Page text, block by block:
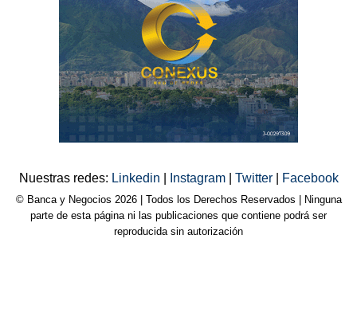
Nuestras redes: Linkedin Instagram Twitter Facebook
© Banca y Negocios 2026 | Todos los Derechos Reservados | Ninguna
parte de esta página ni las publicaciones que contiene podrá ser
reproducida sin autorización